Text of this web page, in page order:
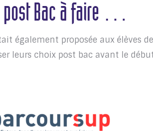
post Bac à faire …
également proposée aux élèves
leurs choix post bac avant le